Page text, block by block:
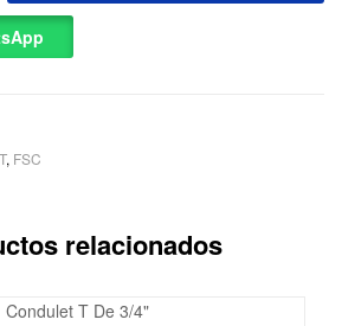
, FSC
relacionados